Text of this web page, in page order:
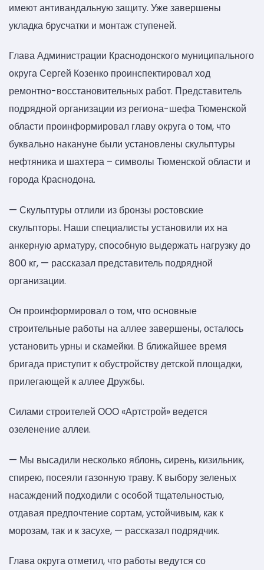
имеют антивандальную защиту. Уже завершены
укладка брусчатки и монтаж ступеней.
Глава Администрации Краснодонского муниципального
округа Сергей Козенко проинспектировал ход
ремонтно-восстановительных работ. Представитель
подрядной организации из региона-шефа Тюменской
области проинформировал главу округа о том, что
буквально накануне были установлены скульптуры
нефтяника и шахтера – символы Тюменской области и
города Краснодона.
— Скульптуры отлили из бронзы ростовские
скульпторы. Наши специалисты установили их на
анкерную арматуру, способную выдержать нагрузку до
800 кг, — рассказал представитель подрядной
организации.
Он проинформировал о том, что основные
строительные работы на аллее завершены, осталось
установить урны и скамейки. В ближайшее время
бригада приступит к обустройству детской площадки,
прилегающей к аллее Дружбы.
Силами строителей ООО «Артстрой» ведется
озеленение аллеи.
— Мы высадили несколько яблонь, сирень, кизильник,
спирею, посеяли газонную траву. К выбору зеленых
насаждений подходили с особой тщательностью,
отдавая предпочтение сортам, устойчивым, как к
морозам, так и к засухе, — рассказал подрядчик.
Глава округа отметил, что работы ведутся со